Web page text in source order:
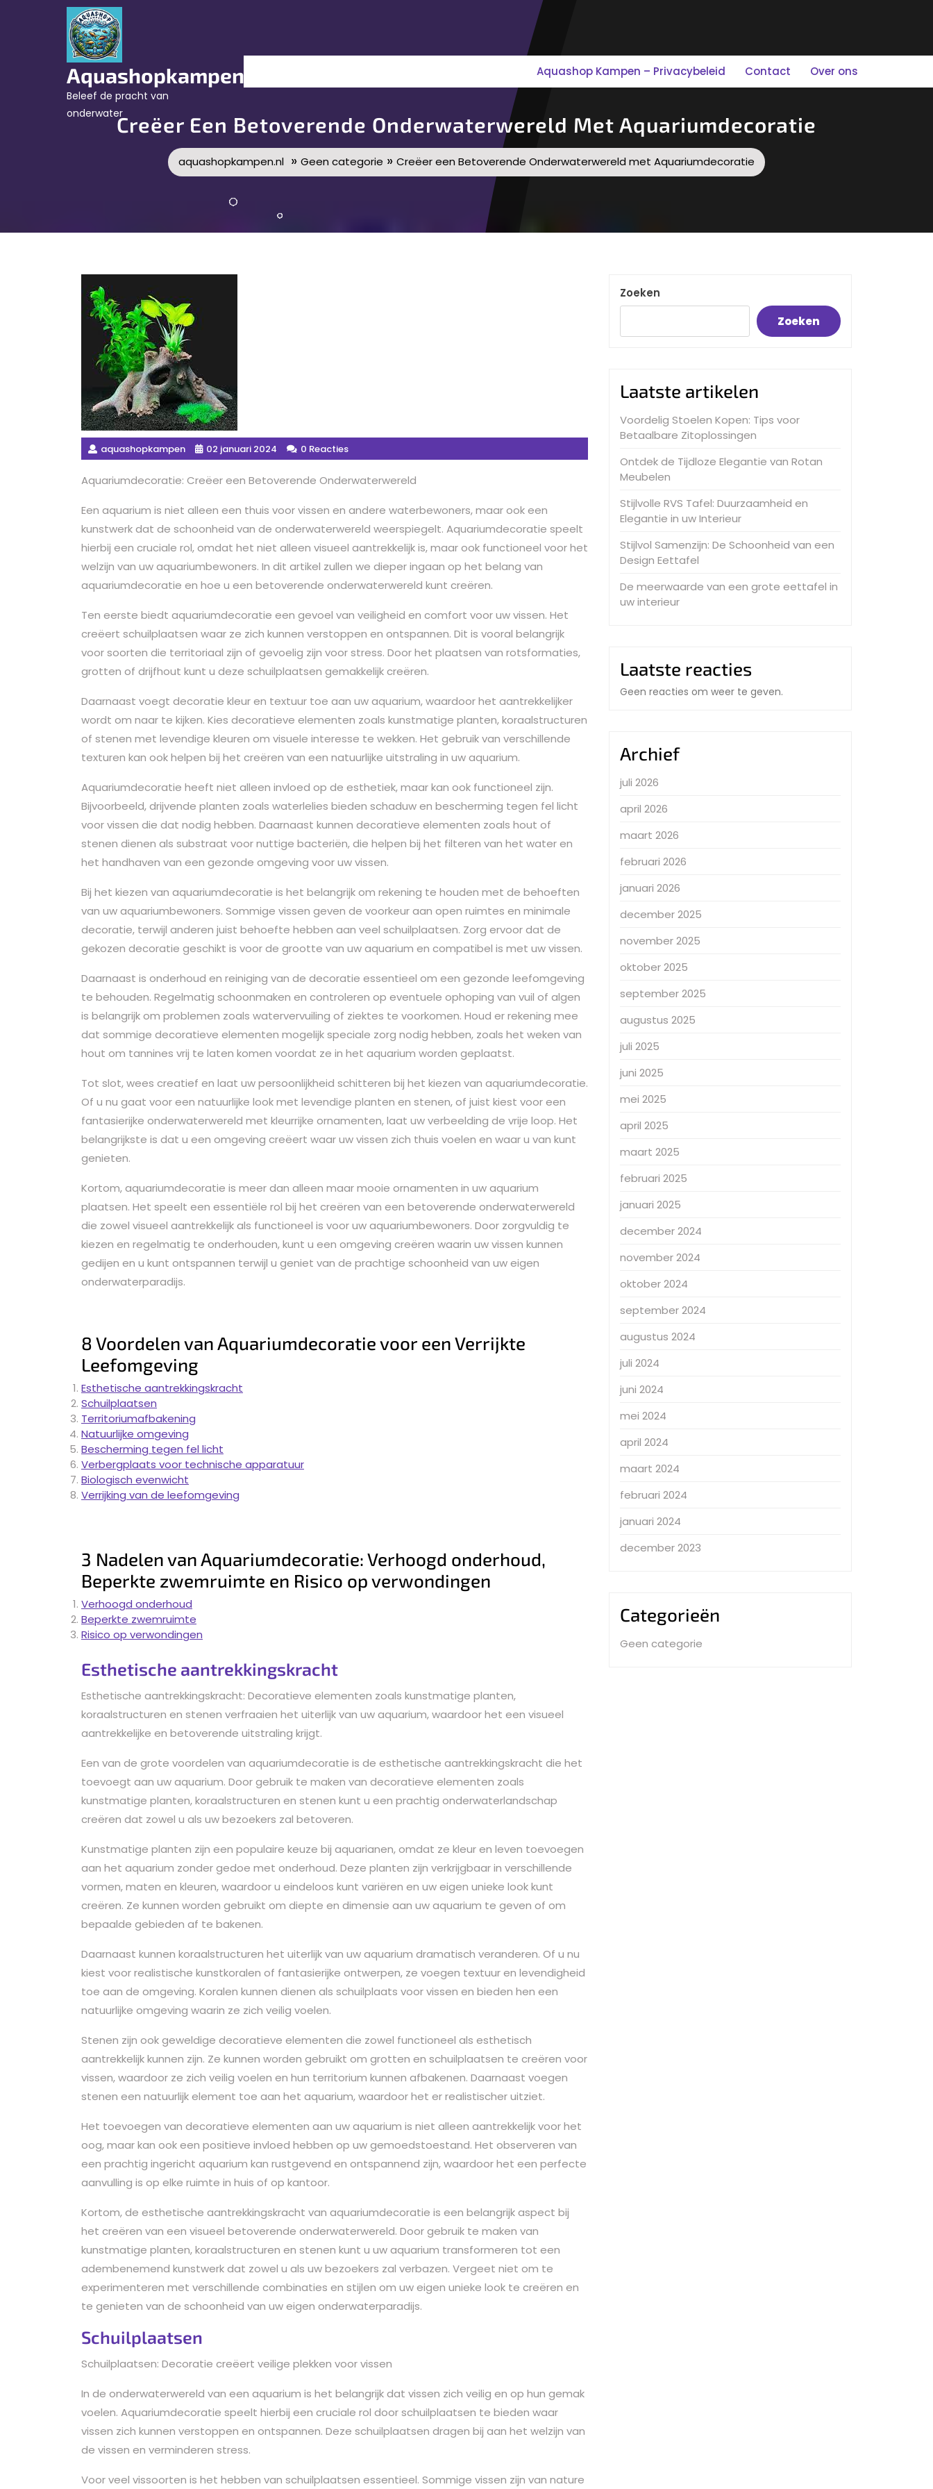
Aquashopkampen.nl
Beleef de pracht van
onderwater
Aquashop Kampen – Privacybeleid Contact Over ons
Creëer Een Betoverende Onderwaterwereld Met Aquariumdecoratie
aquashopkampen.nl » Geen categorie » Creëer een Betoverende Onderwaterwereld met Aquariumdecoratie
aquashopkampen 02 januari 2024 0 Reacties
Aquariumdecoratie: Creëer een Betoverende Onderwaterwereld
Een aquarium is niet alleen een thuis voor vissen en andere waterbewoners, maar ook een
kunstwerk dat de schoonheid van de onderwaterwereld weerspiegelt. Aquariumdecoratie speelt
hierbij een cruciale rol, omdat het niet alleen visueel aantrekkelijk is, maar ook functioneel voor het
welzijn van uw aquariumbewoners. In dit artikel zullen we dieper ingaan op het belang van
aquariumdecoratie en hoe u een betoverende onderwaterwereld kunt creëren.
Ten eerste biedt aquariumdecoratie een gevoel van veiligheid en comfort voor uw vissen. Het
creëert schuilplaatsen waar ze zich kunnen verstoppen en ontspannen. Dit is vooral belangrijk
voor soorten die territoriaal zijn of gevoelig zijn voor stress. Door het plaatsen van rotsformaties,
grotten of drijfhout kunt u deze schuilplaatsen gemakkelijk creëren.
Daarnaast voegt decoratie kleur en textuur toe aan uw aquarium, waardoor het aantrekkelijker
wordt om naar te kijken. Kies decoratieve elementen zoals kunstmatige planten, koraalstructuren
of stenen met levendige kleuren om visuele interesse te wekken. Het gebruik van verschillende
texturen kan ook helpen bij het creëren van een natuurlijke uitstraling in uw aquarium.
Aquariumdecoratie heeft niet alleen invloed op de esthetiek, maar kan ook functioneel zijn.
Bijvoorbeeld, drijvende planten zoals waterlelies bieden schaduw en bescherming tegen fel licht
voor vissen die dat nodig hebben. Daarnaast kunnen decoratieve elementen zoals hout of
stenen dienen als substraat voor nuttige bacteriën, die helpen bij het filteren van het water en
het handhaven van een gezonde omgeving voor uw vissen.
Bij het kiezen van aquariumdecoratie is het belangrijk om rekening te houden met de behoeften
van uw aquariumbewoners. Sommige vissen geven de voorkeur aan open ruimtes en minimale
decoratie, terwijl anderen juist behoefte hebben aan veel schuilplaatsen. Zorg ervoor dat de
gekozen decoratie geschikt is voor de grootte van uw aquarium en compatibel is met uw vissen.
Daarnaast is onderhoud en reiniging van de decoratie essentieel om een gezonde leefomgeving
te behouden. Regelmatig schoonmaken en controleren op eventuele ophoping van vuil of algen
is belangrijk om problemen zoals watervervuiling of ziektes te voorkomen. Houd er rekening mee
dat sommige decoratieve elementen mogelijk speciale zorg nodig hebben, zoals het weken van
hout om tannines vrij te laten komen voordat ze in het aquarium worden geplaatst.
Tot slot, wees creatief en laat uw persoonlijkheid schitteren bij het kiezen van aquariumdecoratie.
Of u nu gaat voor een natuurlijke look met levendige planten en stenen, of juist kiest voor een
fantasierijke onderwaterwereld met kleurrijke ornamenten, laat uw verbeelding de vrije loop. Het
belangrijkste is dat u een omgeving creëert waar uw vissen zich thuis voelen en waar u van kunt
genieten.
Kortom, aquariumdecoratie is meer dan alleen maar mooie ornamenten in uw aquarium
plaatsen. Het speelt een essentiële rol bij het creëren van een betoverende onderwaterwereld
die zowel visueel aantrekkelijk als functioneel is voor uw aquariumbewoners. Door zorgvuldig te
kiezen en regelmatig te onderhouden, kunt u een omgeving creëren waarin uw vissen kunnen
gedijen en u kunt ontspannen terwijl u geniet van de prachtige schoonheid van uw eigen
onderwaterparadijs.
8 Voordelen van Aquariumdecoratie voor een Verrijkte
Leefomgeving
Esthetische aantrekkingskracht
Schuilplaatsen
Territoriumafbakening
Natuurlijke omgeving
Bescherming tegen fel licht
Verbergplaats voor technische apparatuur
Biologisch evenwicht
Verrijking van de leefomgeving
3 Nadelen van Aquariumdecoratie: Verhoogd onderhoud,
Beperkte zwemruimte en Risico op verwondingen
Verhoogd onderhoud
Beperkte zwemruimte
Risico op verwondingen
Esthetische aantrekkingskracht
Esthetische aantrekkingskracht: Decoratieve elementen zoals kunstmatige planten,
koraalstructuren en stenen verfraaien het uiterlijk van uw aquarium, waardoor het een visueel
aantrekkelijke en betoverende uitstraling krijgt.
Een van de grote voordelen van aquariumdecoratie is de esthetische aantrekkingskracht die het
toevoegt aan uw aquarium. Door gebruik te maken van decoratieve elementen zoals
kunstmatige planten, koraalstructuren en stenen kunt u een prachtig onderwaterlandschap
creëren dat zowel u als uw bezoekers zal betoveren.
Kunstmatige planten zijn een populaire keuze bij aquarianen, omdat ze kleur en leven toevoegen
aan het aquarium zonder gedoe met onderhoud. Deze planten zijn verkrijgbaar in verschillende
vormen, maten en kleuren, waardoor u eindeloos kunt variëren en uw eigen unieke look kunt
creëren. Ze kunnen worden gebruikt om diepte en dimensie aan uw aquarium te geven of om
bepaalde gebieden af te bakenen.
Daarnaast kunnen koraalstructuren het uiterlijk van uw aquarium dramatisch veranderen. Of u nu
kiest voor realistische kunstkoralen of fantasierijke ontwerpen, ze voegen textuur en levendigheid
toe aan de omgeving. Koralen kunnen dienen als schuilplaats voor vissen en bieden hen een
natuurlijke omgeving waarin ze zich veilig voelen.
Stenen zijn ook geweldige decoratieve elementen die zowel functioneel als esthetisch
aantrekkelijk kunnen zijn. Ze kunnen worden gebruikt om grotten en schuilplaatsen te creëren voor
vissen, waardoor ze zich veilig voelen en hun territorium kunnen afbakenen. Daarnaast voegen
stenen een natuurlijk element toe aan het aquarium, waardoor het er realistischer uitziet.
Het toevoegen van decoratieve elementen aan uw aquarium is niet alleen aantrekkelijk voor het
oog, maar kan ook een positieve invloed hebben op uw gemoedstoestand. Het observeren van
een prachtig ingericht aquarium kan rustgevend en ontspannend zijn, waardoor het een perfecte
aanvulling is op elke ruimte in huis of op kantoor.
Kortom, de esthetische aantrekkingskracht van aquariumdecoratie is een belangrijk aspect bij
het creëren van een visueel betoverende onderwaterwereld. Door gebruik te maken van
kunstmatige planten, koraalstructuren en stenen kunt u uw aquarium transformeren tot een
adembenemend kunstwerk dat zowel u als uw bezoekers zal verbazen. Vergeet niet om te
experimenteren met verschillende combinaties en stijlen om uw eigen unieke look te creëren en
te genieten van de schoonheid van uw eigen onderwaterparadijs.
Schuilplaatsen
Schuilplaatsen: Decoratie creëert veilige plekken voor vissen
In de onderwaterwereld van een aquarium is het belangrijk dat vissen zich veilig en op hun gemak
voelen. Aquariumdecoratie speelt hierbij een cruciale rol door schuilplaatsen te bieden waar
vissen zich kunnen verstoppen en ontspannen. Deze schuilplaatsen dragen bij aan het welzijn van
de vissen en verminderen stress.
Voor veel vissoorten is het hebben van schuilplaatsen essentieel. Sommige vissen zijn van nature
Zoeken
Zoeken
Laatste artikelen
Voordelig Stoelen Kopen: Tips voor
Betaalbare Zitoplossingen
Ontdek de Tijdloze Elegantie van Rotan
Meubelen
Stijlvolle RVS Tafel: Duurzaamheid en
Elegantie in uw Interieur
Stijlvol Samenzijn: De Schoonheid van een
Design Eettafel
De meerwaarde van een grote eettafel in
uw interieur
Laatste reacties
Geen reacties om weer te geven.
Archief
juli 2026
april 2026
maart 2026
februari 2026
januari 2026
december 2025
november 2025
oktober 2025
september 2025
augustus 2025
juli 2025
juni 2025
mei 2025
april 2025
maart 2025
februari 2025
januari 2025
december 2024
november 2024
oktober 2024
september 2024
augustus 2024
juli 2024
juni 2024
mei 2024
april 2024
maart 2024
februari 2024
januari 2024
december 2023
Categorieën
Geen categorie